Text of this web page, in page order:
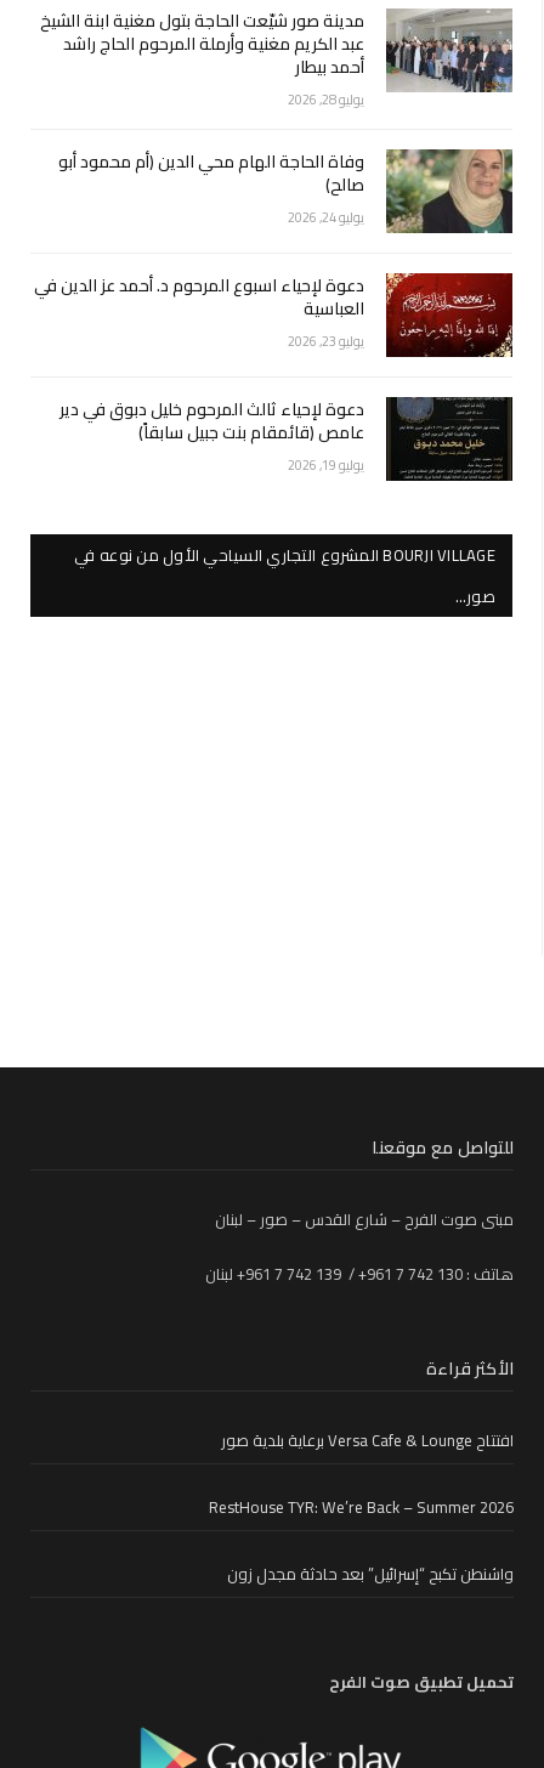
مدينة صور شيّعت الحاجة بتول مغنية ابنة الشيخ
عبد الكريم مغنية وأرملة المرحوم الحاج راشد
أحمد بيطار
يوليو 28, 2026
وفاة الحاجة الهام محي الدين (أم محمود أبو
صالح)
يوليو 24, 2026
دعوة لإحياء اسبوع المرحوم د. أحمد عز الدين في
العباسية
يوليو 23, 2026
دعوة لإحياء ثالث المرحوم خليل دبوق في دير
عامص (قائمقام بنت جبيل سابقاً)
يوليو 19, 2026
BOURJI VILLAGE المشروع التجاري السياحي الأول من نوعه في
صور…
للتواصل مع موقعنا
مبنى صوت الفرح – شارع القدس – صور – لبنان
هاتف : 130 742 7 961+ / 139 742 7 961+ لبنان
الأكثر قراءة
افتتاح Versa Cafe & Lounge برعاية بلدية صور
RestHouse TYR: We’re Back – Summer 2026
واشنطن تكبح “إسرائيل” بعد حادثة مجدل زون
تحميل تطبيق صوت الفرح